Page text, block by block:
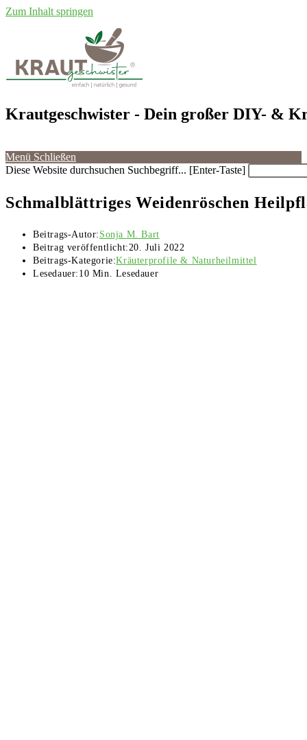
Zum Inhalt springen
Krautgeschwister - Dein großer DIY- &
Menü Schließen
Diese Website durchsuchen Suchbegriff... [Enter-Taste]
Schmalblättriges Weidenröschen
Beitrags-Autor: Sonja M. Bart
Beitrag veröffentlicht: 20. Juli 2022
Beitrags-Kategorie:Kräuterprofile & Naturheilmittel
Lesedauer: 10 Min. Lesedauer